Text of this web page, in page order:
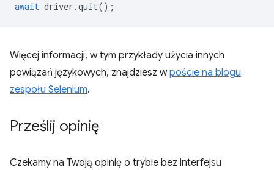
await driver .quit();
Więcej informacji, w tym przykłady użycia innych
powiązań językowych, znajdziesz wpoście na blogu
zespołu Selenium.
Prześlij opinię
Czekamy na Twoją opinię o trybie bez interfejsu